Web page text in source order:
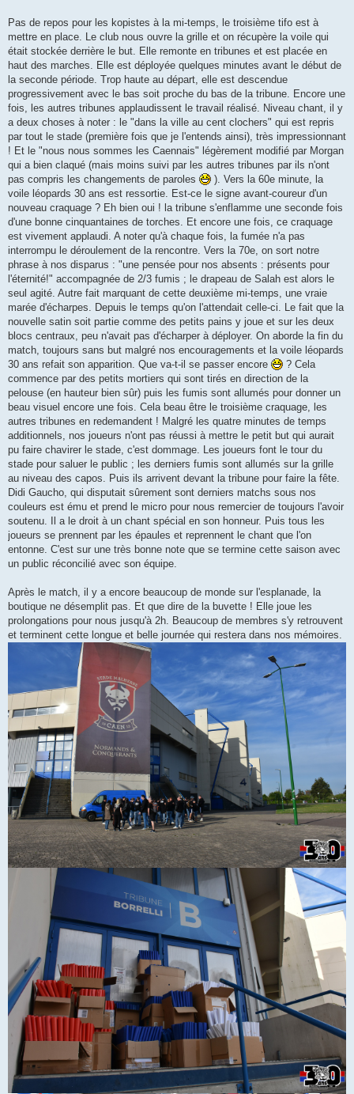
Pas de repos pour les kopistes à la mi-temps, le troisième tifo est à
mettre en place. Le club nous ouvre la grille et on récupère la voile qui
était stockée derrière le but. Elle remonte en tribunes et est placée en
haut des marches. Elle est déployée quelques minutes avant le début de
la seconde période. Trop haute au départ, elle est descendue
progressivement avec le bas soit proche du bas de la tribune. Encore une
fois, les autres tribunes applaudissent le travail réalisé. Niveau chant, il y
a deux choses à noter : le "dans la ville au cent clochers" qui est repris
par tout le stade (première fois que je l'entends ainsi), très impressionnant
! Et le "nous nous sommes les Caennais" légèrement modifié par Morgan
qui a bien claqué (mais moins suivi par les autres tribunes par ils n'ont
pas compris les changements de paroles
). Vers la 60e minute, la
voile léopards 30 ans est ressortie. Est-ce le signe avant-coureur d'un
nouveau craquage ? Eh bien oui ! la tribune s'enflamme une seconde fois
d'une bonne cinquantaines de torches. Et encore une fois, ce craquage
est vivement applaudi. A noter qu'à chaque fois, la fumée n'a pas
interrompu le déroulement de la rencontre. Vers la 70e, on sort notre
phrase à nos disparus : "une pensée pour nos absents : présents pour
l'éternité!" accompagnée de 2/3 fumis ; le drapeau de Salah est alors le
seul agité. Autre fait marquant de cette deuxième mi-temps, une vraie
marée d'écharpes. Depuis le temps qu'on l'attendait celle-ci. Le fait que la
nouvelle satin soit partie comme des petits pains y joue et sur les deux
blocs centraux, peu n'avait pas d'écharper à déployer. On aborde la fin du
match, toujours sans but malgré nos encouragements et la voile léopards
30 ans refait son apparition. Que va-t-il se passer encore
? Cela
commence par des petits mortiers qui sont tirés en direction de la
pelouse (en hauteur bien sûr) puis les fumis sont allumés pour donner un
beau visuel encore une fois. Cela beau être le troisième craquage, les
autres tribunes en redemandent ! Malgré les quatre minutes de temps
additionnels, nos joueurs n'ont pas réussi à mettre le petit but qui aurait
pu faire chavirer le stade, c'est dommage. Les joueurs font le tour du
stade pour saluer le public ; les derniers fumis sont allumés sur la grille
au niveau des capos. Puis ils arrivent devant la tribune pour faire la fête.
Didi Gaucho, qui disputait sûrement sont derniers matchs sous nos
couleurs est ému et prend le micro pour nous remercier de toujours l'avoir
soutenu. Il a le droit à un chant spécial en son honneur. Puis tous les
joueurs se prennent par les épaules et reprennent le chant que l'on
entonne. C'est sur une très bonne note que se termine cette saison avec
un public réconcilié avec son équipe.
Après le match, il y a encore beaucoup de monde sur l'esplanade, la
boutique ne désemplit pas. Et que dire de la buvette ! Elle joue les
prolongations pour nous jusqu'à 2h. Beaucoup de membres s'y retrouvent
et terminent cette longue et belle journée qui restera dans nos mémoires.